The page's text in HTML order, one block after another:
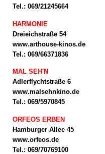
Tel.: 069/21245664
HARMONIE
Dreieichstraße 54
www.arthouse-kinos.de
Tel.: 069/66371836
MAL SEH'N
Adlerflychtstraße 6
www.malsehnkino.de
Tel.: 069/5970845
ORFEOS ERBEN
Hamburger Allee 45
www.orfeos.de
Tel.: 069/70769100